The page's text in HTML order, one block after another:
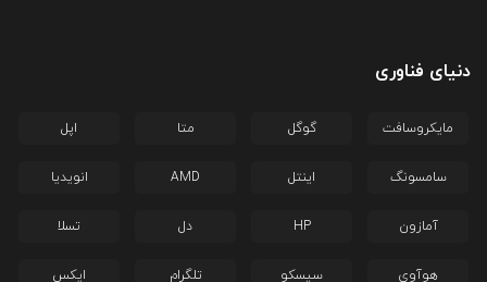
دنیای فناوری
مایکروسافت گوگل متا اپل
سامسونگ اینتل AMD انویدیا
آمازون HP دل تسلا
هوآوی سیسکو تلگرام ایکس